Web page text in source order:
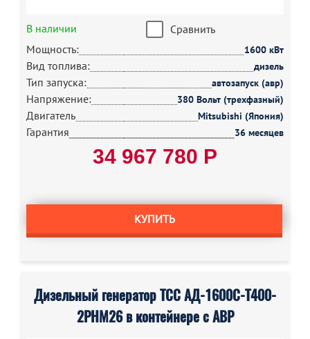
В наличии
Сравнить
Мощность:
1600 кВт
Вид топлива: дизель
Тип запуска: автозапуск (авр)
Напряжение: 380 Вольт (трехфазный)
Двигатель Mitsubishi (Япония)
Гарантия 36 месяцев
34 967 780 Р
КУПИТЬ
Дизельный генератор ТСС АД-1600С-Т400-
2РНМ26 в контейнере с АВР